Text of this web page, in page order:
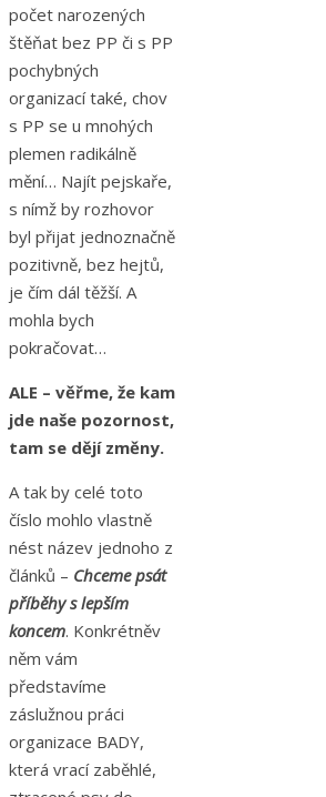
počet narozených
štěňat bez PP či s PP
pochybných
organizací také, chov
s PP se u mnohých
plemen radikálně
mění… Najít pejskaře,
s nímž by rozhovor
byl přijat jednoznačně
pozitivně, bez hejtů,
je čím dál těžší. A
mohla bych
pokračovat…
ALE – věřme, že kam
jde naše pozornost,
tam se dějí změny.
A tak by celé toto
číslo mohlo vlastně
nést název jednoho z
článků – Chceme psát
příběhy s lepším
koncem. Konkrétněv
něm vám
představíme
záslužnou práci
organizace BADY,
která vrací zaběhlé,